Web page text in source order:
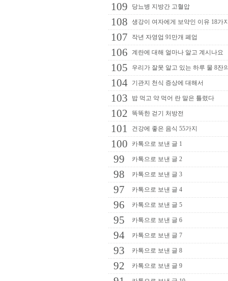
109 당뇨병 지방간 고혈압
108 생강이 여자에게 보약인 이유 18가
107 작년 자영업 91만개 폐업
106 계란에 대해 얼마나 알고 계시나요
105 우리가 잘못 알고 있는 하루 물 8잔
104 기관지 천식 증상에 대해서
103 밥 먹고 약 먹어 란 말은 틀렸다
102 똑똑한 걷기 처방전
101 건강에 좋은 음식 55가지
100 카톡으로 보낸 글 1
99 카톡으로 보낸 글 2
98 카톡으로 보낸 글 3
97 카톡으로 보낸 글 4
96 카톡으로 보낸 글 5
95 카톡으로 보낸 글 6
94 카톡으로 보낸 글 7
93 카톡으로 보낸 글 8
92 카톡으로 보낸 글 9